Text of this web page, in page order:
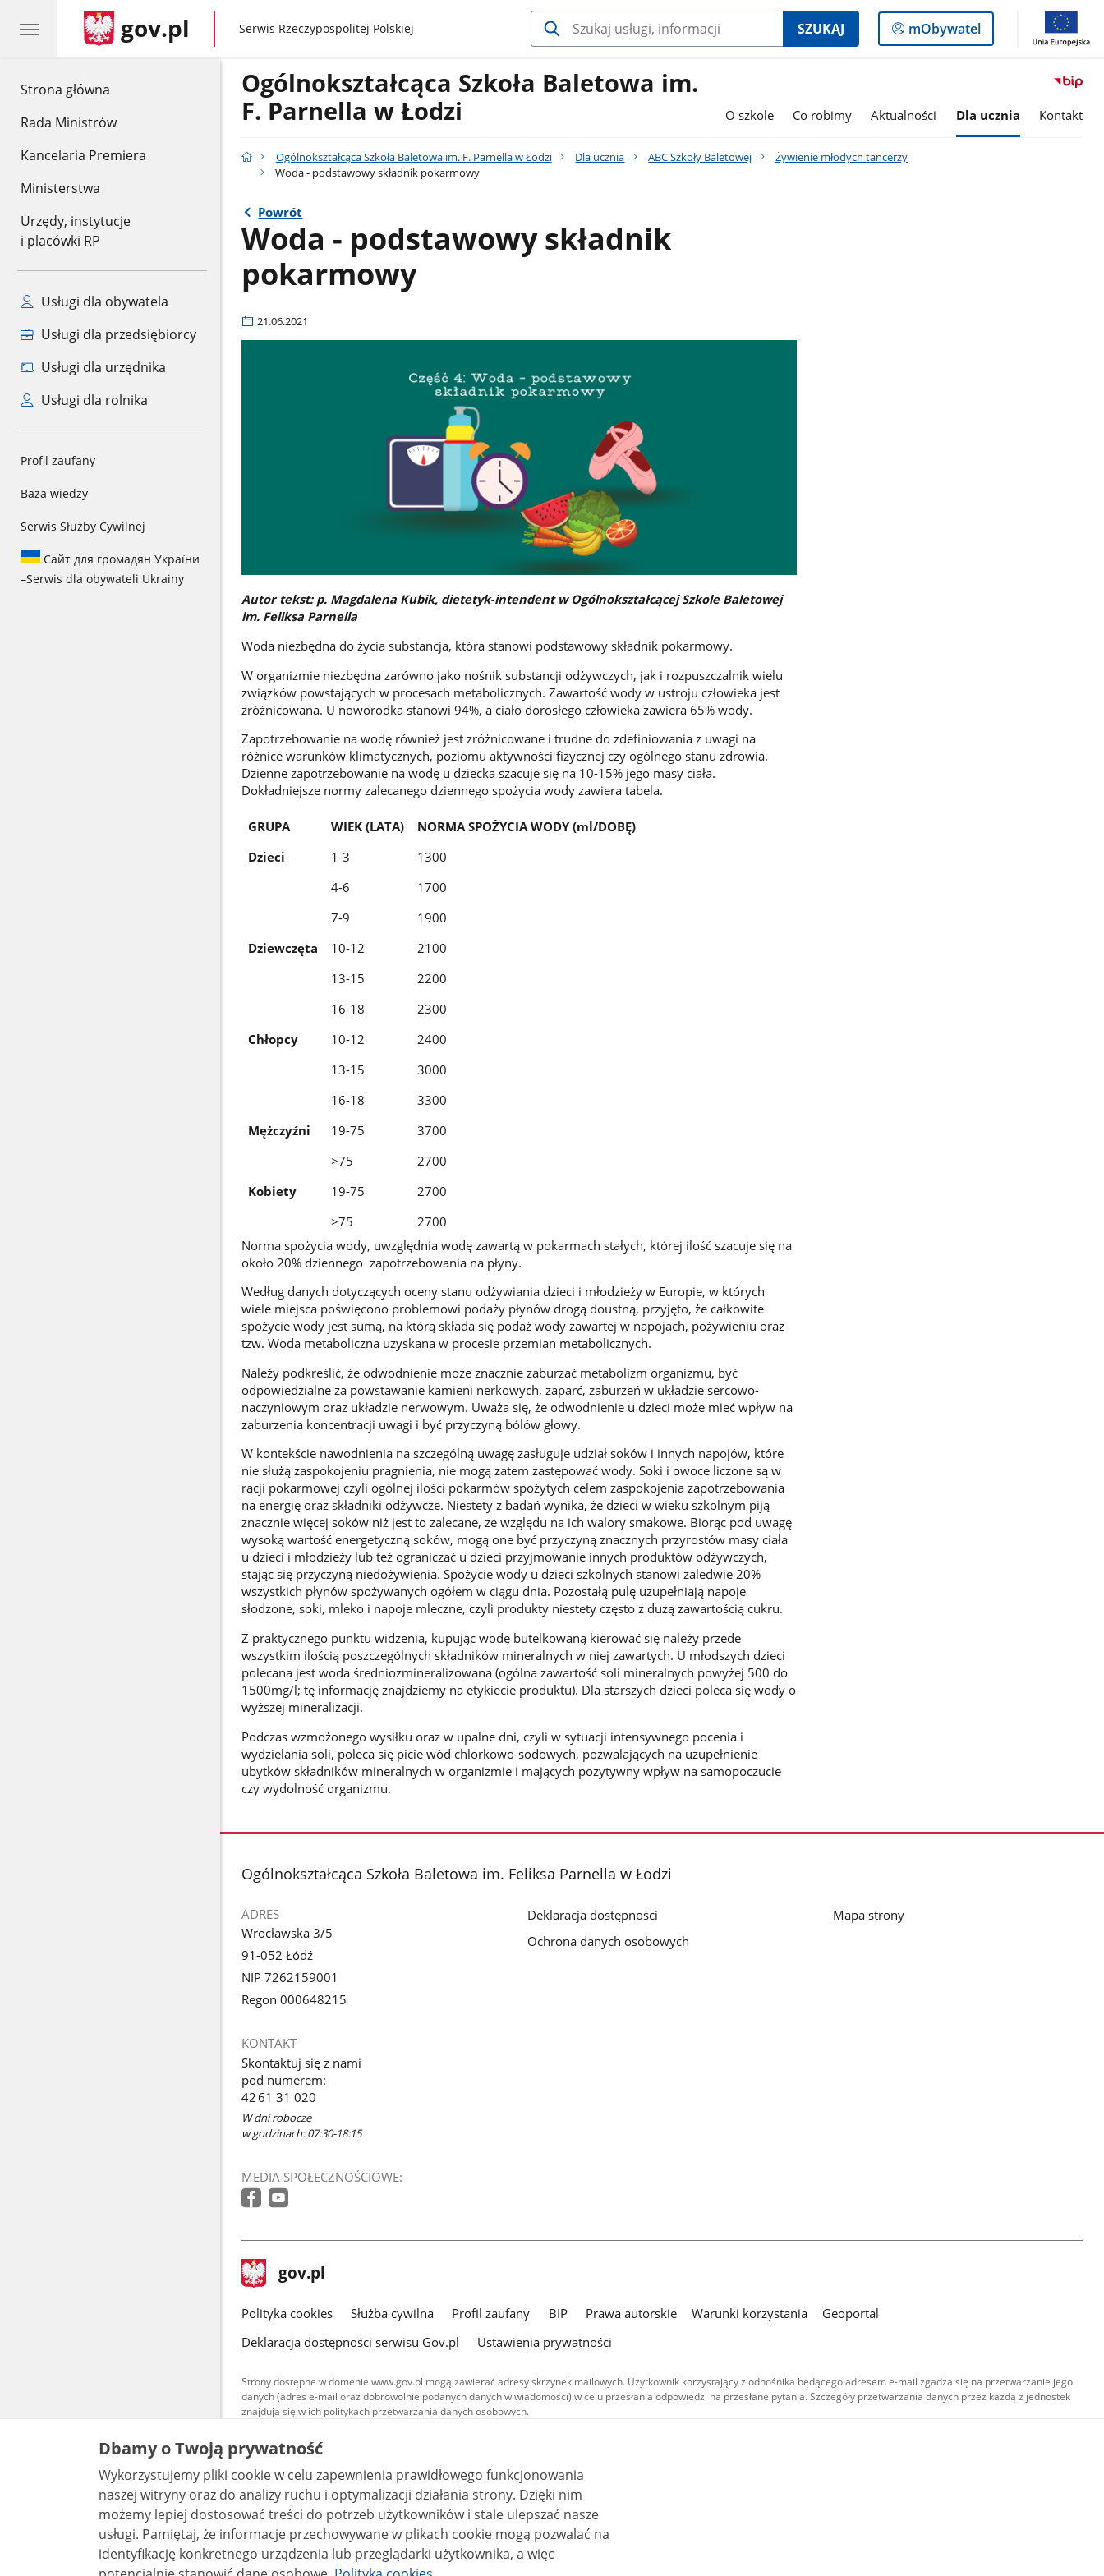
Strona główna
Rada Ministrów
Kancelaria Premiera
Ministerstwa
Urzędy, instytucje
i placówki RP
Usługi dla obywatela
Usługi dla przedsiębiorcy
Usługi dla urzędnika
Usługi dla rolnika
Profil zaufany
Baza wiedzy
Serwis Służby Cywilnej
Сайт для громадян України
–Serwis dla obywateli Ukrainy
gov.pl gov.pl
Serwis Rzeczypospolitej Polskiej SZUKAJ
Logowanie
do
mObywatel
Ogólnokształcąca Szkoła Baletowa im.
F. Parnella w Łodzi
O szkole Co robimy Aktualności Dla ucznia Kontakt
Ogólnokształcąca Szkoła Baletowa im. F. Parnella w Łodzi Dla ucznia ABC Szkoły Baletowej
Żywienie młodych tancerzy
Woda - podstawowy składnik pokarmowy
Powrót
Woda - podstawowy składnik
pokarmowy
21.06.2021
Autor tekst: p. Magdalena Kubik, dietetyk-intendent w Ogólnokształcącej Szkole Baletowej
im. Feliksa Parnella
Woda niezbędna do życia substancja, która stanowi podstawowy składnik pokarmowy.
W organizmie niezbędna zarówno jako nośnik substancji odżywczych, jak i rozpuszczalnik wielu
związków powstających w procesach metabolicznych. Zawartość wody w ustroju człowieka jest
zróżnicowana. U noworodka stanowi 94%, a ciało dorosłego człowieka zawiera 65% wody.
Zapotrzebowanie na wodę również jest zróżnicowane i trudne do zdefiniowania z uwagi na
różnice warunków klimatycznych, poziomu aktywności fizycznej czy ogólnego stanu zdrowia.
Dzienne zapotrzebowanie na wodę u dziecka szacuje się na 10-15% jego masy ciała.
Dokładniejsze normy zalecanego dziennego spożycia wody zawiera tabela.
GRUPA WIEK (LATA)
NORMA SPOŻYCIA WODY (ml/DOBĘ)
Dzieci
1-3
1300
4-6
1700
7-9
1900
Dziewczęta
10-12
2100
13-15
2200
16-18
2300
Chłopcy
10-12
2400
13-15
3000
16-18
3300
Mężczyźni
19-75
3700
>75
2700
Kobiety
19-75
2700
>75
2700
Norma spożycia wody, uwzględnia wodę zawartą w pokarmach stałych, której ilość szacuje się na
około 20% dziennego zapotrzebowania na płyny.
Według danych dotyczących oceny stanu odżywiania dzieci i młodzieży w Europie, w których
wiele miejsca poświęcono problemowi podaży płynów drogą doustną, przyjęto, że całkowite
spożycie wody jest sumą, na którą składa się podaż wody zawartej w napojach, pożywieniu oraz
tzw. Woda metaboliczna uzyskana w procesie przemian metabolicznych.
Należy podkreślić, że odwodnienie może znacznie zaburzać metabolizm organizmu, być
odpowiedzialne za powstawanie kamieni nerkowych, zaparć, zaburzeń w układzie sercowo-
naczyniowym oraz układzie nerwowym. Uważa się, że odwodnienie u dzieci może mieć wpływ na
zaburzenia koncentracji uwagi i być przyczyną bólów głowy.
W kontekście nawodnienia na szczególną uwagę zasługuje udział soków i innych napojów, które
nie służą zaspokojeniu pragnienia, nie mogą zatem zastępować wody. Soki i owoce liczone są w
racji pokarmowej czyli ogólnej ilości pokarmów spożytych celem zaspokojenia zapotrzebowania
na energię oraz składniki odżywcze. Niestety z badań wynika, że dzieci w wieku szkolnym piją
znacznie więcej soków niż jest to zalecane, ze względu na ich walory smakowe. Biorąc pod uwagę
wysoką wartość energetyczną soków, mogą one być przyczyną znacznych przyrostów masy ciała
u dzieci i młodzieży lub też ograniczać u dzieci przyjmowanie innych produktów odżywczych,
stając się przyczyną niedożywienia. Spożycie wody u dzieci szkolnych stanowi zaledwie 20%
wszystkich płynów spożywanych ogółem w ciągu dnia. Pozostałą pulę uzupełniają napoje
słodzone, soki, mleko i napoje mleczne, czyli produkty niestety często z dużą zawartością cukru.
Z praktycznego punktu widzenia, kupując wodę butelkowaną kierować się należy przede
wszystkim ilością poszczególnych składników mineralnych w niej zawartych. U młodszych dzieci
polecana jest woda średniozmineralizowana (ogólna zawartość soli mineralnych powyżej 500 do
1500mg/l; tę informację znajdziemy na etykiecie produktu). Dla starszych dzieci poleca się wody o
wyższej mineralizacji.
Podczas wzmożonego wysiłku oraz w upalne dni, czyli w sytuacji intensywnego pocenia i
wydzielania soli, poleca się picie wód chlorkowo-sodowych, pozwalających na uzupełnienie
ubytków składników mineralnych w organizmie i mających pozytywny wpływ na samopoczucie
czy wydolność organizmu.
stopka
Ogólnokształcąca Szkoła Baletowa im. Feliksa Parnella w Łodzi
ADRES
Wrocławska 3/5
91-052 Łódź
NIP 7262159001
Regon 000648215
KONTAKT
Skontaktuj się z nami
pod numerem:
42 61 31 020
W dni robocze
w godzinach: 07:30-18:15
MEDIA SPOŁECZNOŚCIOWE:
Deklaracja dostępności
Ochrona danych osobowych
Mapa strony
stopka
gov.pl Strona
gov.pl
gov.pl
Polityka cookies Służba cywilna Profil zaufany BIP Prawa autorskie Warunki korzystania
Geoportal
Deklaracja dostępności serwisu Gov.pl
Ustawienia prywatności
Strony dostępne w domenie www.gov.pl mogą zawierać adresy skrzynek mailowych. Użytkownik korzystający z odnośnika będącego adresem e-mail zgadza się na przetwarzanie jego
danych (adres e-mail oraz dobrowolnie podanych danych w wiadomości) w celu przesłania odpowiedzi na przesłane pytania. Szczegóły przetwarzania danych przez każdą z jednostek
znajdują się w ich politykach przetwarzania danych osobowych.
Treści tekstowe publikowane w serwisie (z wyłączeniem treści audiowizualnych), są
udostępniane na licencji typu Creative Commons: uznanie autorstwa - na tych samych
warunkach 4.0 (CC BY-SA 4.0). Materiały audiowizualne, w tym zdjęcia, materiały audio i wideo,
są udostępniane na licencji typu Creative Commons: uznanie autorstwa użycie niekomercyjne -
bez utworów zależnych 4.0 (CC BY-NC-ND 4.0), o ile nie jest to stwierdzone inaczej.
Dbamy o Twoją prywatność
Wykorzystujemy pliki cookie w celu zapewnienia prawidłowego funkcjonowania
naszej witryny oraz do analizy ruchu i optymalizacji działania strony. Dzięki nim
możemy lepiej dostosować treści do potrzeb użytkowników i stale ulepszać nasze
usługi. Pamiętaj, że informacje przechowywane w plikach cookie mogą pozwalać na
identyfikację konkretnego urządzenia lub przeglądarki użytkownika, a więc